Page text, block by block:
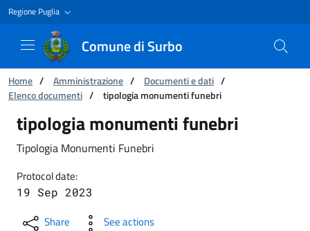
Regione Puglia
Comune di Surbo
You are:
Home / Amministrazione / Documenti e dati /
Elenco documenti / tipologia monumenti funebri
tipologia monumenti funebri
tipologia monumenti funebri
Tipologia Monumenti Funebri
Protocol date:
19 Sep 2023
Share See actions